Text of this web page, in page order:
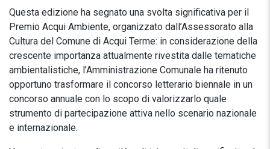
Questa edizione ha segnato una svolta significativa per il
Premio Acqui Ambiente, organizzato dall’Assessorato alla
Cultura del Comune di Acqui Terme: in considerazione della
crescente importanza attualmente rivestita dalle tematiche
ambientalistiche, l’Amministrazione Comunale ha ritenuto
opportuno trasformare il concorso letterario biennale in un
concorso annuale con lo scopo di valorizzarlo quale
strumento di partecipazione attiva nello scenario nazionale
e internazionale.